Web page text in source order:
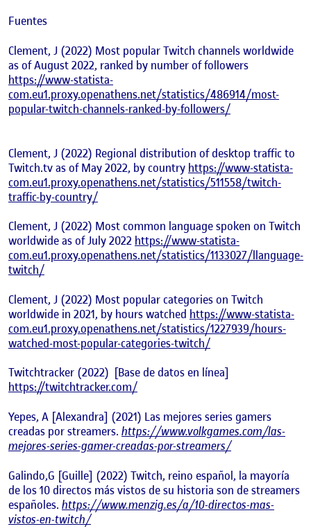
Fuentes
Clement, J (2022) Most popular Twitch channels worldwide
as of August 2022, ranked by number of followers
https://www-statista-
com.eu1.proxy.openathens.net/statistics/486914/most-
popular-twitch-channels-ranked-by-followers/
Clement, J (2022) Regional distribution of desktop traffic to
Twitch.tv as of May 2022, by country https://www-statista-
com.eu1.proxy.openathens.net/statistics/511558/twitch-
traffic-by-country/
Clement, J (2022) Most common language spoken on Twitch
worldwide as of July 2022 https://www-statista-
com.eu1.proxy.openathens.net/statistics/1133027/llanguage-
twitch/
Clement, J (2022) Most popular categories on Twitch
worldwide in 2021, by hours watched https://www-statista-
com.eu1.proxy.openathens.net/statistics/1227939/hours-
watched-most-popular-categories-twitch/
Twitchtracker (2022) [Base de datos en línea]
https://twitchtracker.com/
Yepes, A [Alexandra] (2021) Las mejores series gamers
creadas por streamers. https://www.volkgames.com/las-
mejores-series-gamer-creadas-por-streamers/
Galindo,G [Guille] (2022) Twitch, reino español, la mayoría
de los 10 directos más vistos de su historia son de streamers
españoles. https://www.menzig.es/a/10-directos-mas-
vistos-en-twitch/